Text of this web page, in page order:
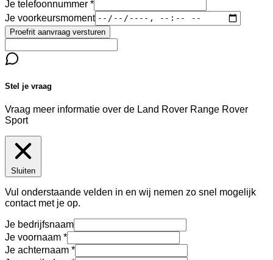
Je telefoonnummer
Je voorkeursmoment
Proefrit aanvraag versturen
Stel je vraag
Vraag meer informatie over de Land Rover Range Rover
Sport
Sluiten
Vul onderstaande velden in en wij nemen zo snel mogelijk
contact met je op.
Je bedrijfsnaam
Je voornaam
Je achternaam